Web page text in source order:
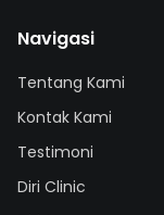
Navigasi
Tentang Kami
Kontak Kami
Testimoni
Diri Clinic